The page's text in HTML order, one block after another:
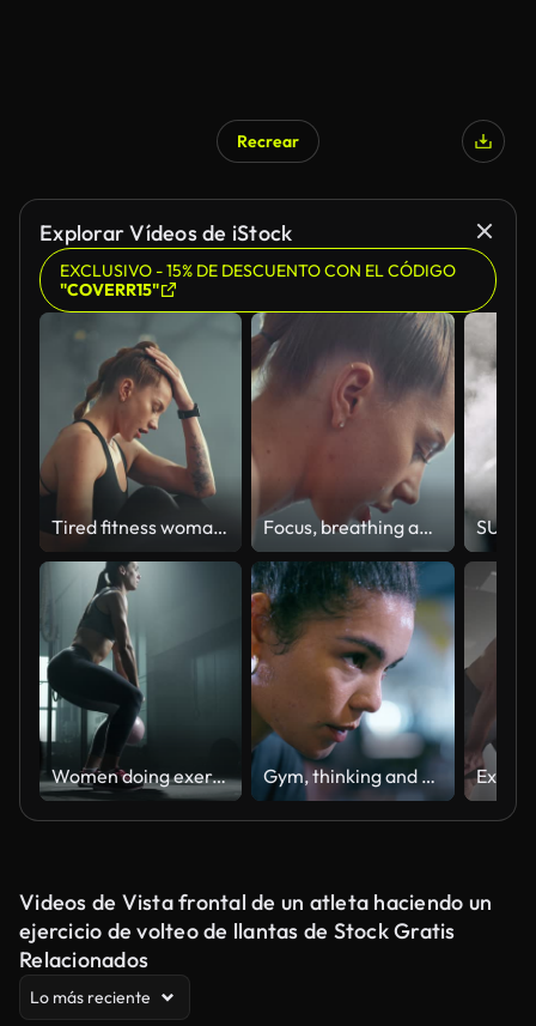
Recrear
Explorar Vídeos de iStock
EXCLUSIVO - 15% DE DESCUENTO CON EL CÓDIGO
"COVERR15"
Tired fitness woman, gym challenge and training fatigue of workout struggle, difficult exercise and body rest. Breathing, sweating and frustrated sports athlete thinking of give up, quit and mindset Focus, breathing and tired fitness woman face in gym thinking of goal for exercise, training and sports workout. Power, challenge and sweating female athlete breathe with mental motivation in mindset
Women doing exercise with kettlebell Gym, thinking and tired fitness woman breathing after training, exercise and intense body performance. Sports, fatigue and sweating athlete with workout pause and never give up, mindset or resilience
Videos de Vista frontal de un atleta haciendo un
ejercicio de volteo de llantas de Stock Gratis
Relacionados
Lo más reciente